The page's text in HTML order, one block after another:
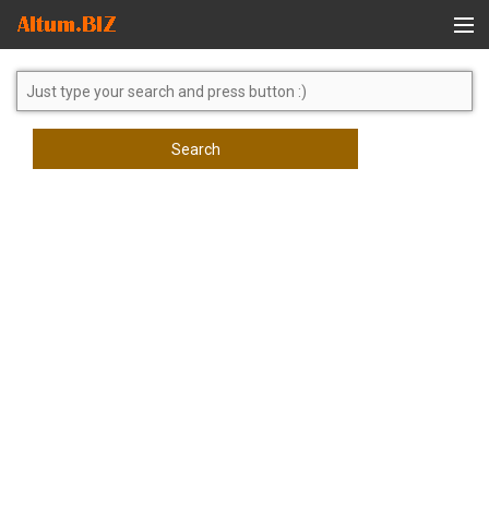
Global Search
Search